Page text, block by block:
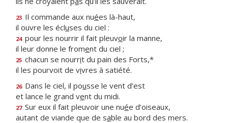
23 Il commande aux nuées là-haut,
il ouvre les écluses du ciel :
24 pour les nourrir il fait pleuvoir la manne,
il leur donne le froment du ciel ;
25 chacun se nourrit du pain des Forts,*
il les pourvoit de vivres à satiété.
26 Dans le ciel, il pousse le vent d’est
et lance le grand vent du midi.
27 Sur eux il fait pleuvoir une nuée d’oiseaux,
autant de viande que de sable au bord des mers.